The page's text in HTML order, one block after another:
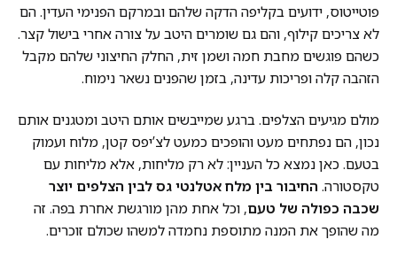
פוטייטוס, ידועים בקליפה הדקה שלהם ובמרקם הפנימי העדין. הם
לא צריכים קילוף, והם גם שומרים היטב על צורה אחרי בישול קצר.
כשהם פוגשים מחבת חמה ושמן זית, החלק החיצוני שלהם מקבל
הזהבה קלה ופריכות עדינה, בזמן שהפנים נשאר נימוח.
מולם מגיעים הצלפים. ברגע שמייבשים אותם היטב ומטגנים אותם
נכון, הם נפתחים מעט והופכים כמעט לצ’יפס קטן, מלוח ועמוק
בטעם. כאן נמצא כל העניין: לא רק מליחות, אלא מליחות עם
טקסטורה. החיבור בין מלח אטלנטי גס לבין הצלפים יוצר
שכבה כפולה של טעם, וכל אחת מהן מורגשת אחרת בפה. זה
מה שהופך את המנה מתוספת נחמדה למשהו שכולם זוכרים.